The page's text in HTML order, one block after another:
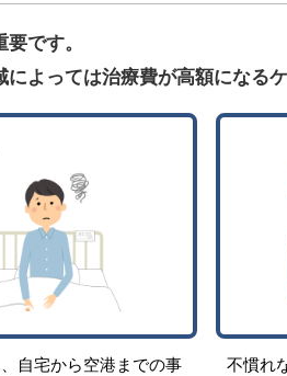
です。
よっては治療費が高額になるケ
自宅から空港までの事
不慣れ